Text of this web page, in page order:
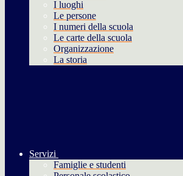
I luoghi
Le persone
I numeri della scuola
Le carte della scuola
Organizzazione
La storia
Servizi
Famiglie e studenti